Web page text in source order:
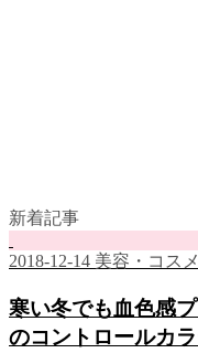
新着記事
2018-12-14 美容・コスメ
寒い冬でも血色感
のコントロールカ